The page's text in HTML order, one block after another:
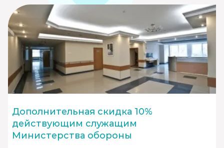
Дополнительная скидка 10%
действующим служащим
Министерства обороны